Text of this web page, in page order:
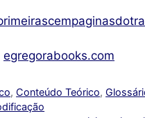
egregorabooks.com
, Conteúdo Teórico,